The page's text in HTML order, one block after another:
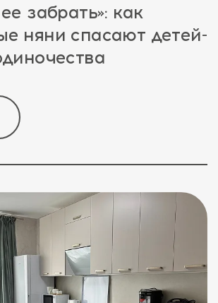
забрать»: как
няни спасают детей-